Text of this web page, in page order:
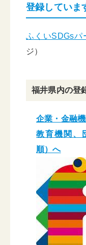
登録していま
ふくいSDGsパ
ジ）
福井県内の登
企業・金融
教育機関、
順）へ